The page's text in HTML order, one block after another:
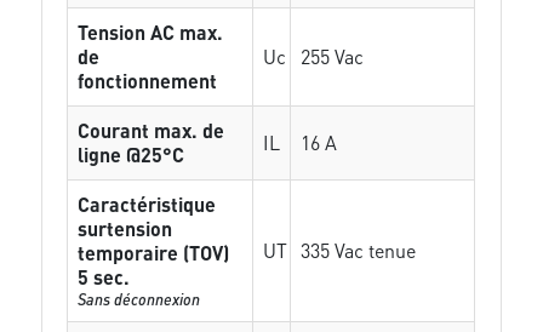
Tension AC max.
de
fonctionnement
Uc 255 Vac
Courant max. de
ligne @25°C
IL 16 A
Caractéristique
surtension
temporaire (TOV)
5 sec.
Sans déconnexion
UT 335 Vac tenue